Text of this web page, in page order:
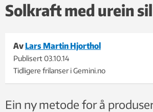
Solkraft med urein
Av Lars Martin Hjorthol
Publisert03.10.14
Tidligere frilanser i Gemini.no
Ein ny metode for å